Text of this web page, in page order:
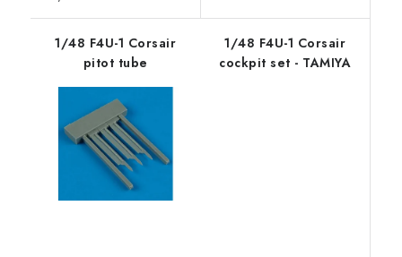
1/48 F4U-1 Corsair
pitot tube
1/48 F4U-1 Corsair
cockpit set - TAMIYA